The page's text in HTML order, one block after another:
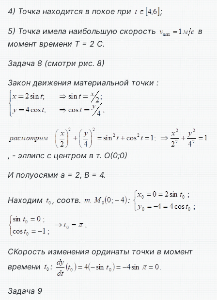
4) Точка находится в покое при
;
5) Точка имела наибольшую скорость
в
момент времени T = 2 C.
Задача 8 (смотри рис. 8)
Закон движения материальной точки :
, - эллипс с центром в т. О(0;0)
И полуосями а = 2, B = 4.
Находим , соотв. :
CКорость изменения ординаты точки в момент
времени
:
Задача 9